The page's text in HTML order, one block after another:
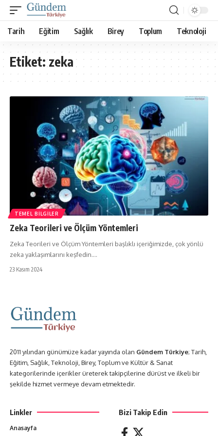
Tarih Eğitim Sağlık Birey Toplum Teknoloji
Etiket:zeka
TEMEL BILGILER
Zeka Teorileri ve Ölçüm Yöntemleri
Zeka Teorileri ve Ölçüm Yöntemleri başlıklı içeriğimizde, çok yönlü
zeka yaklaşımlarını keşfedin.…
23 Kasım 2024
2011 yılından günümüze kadar yayında olan Gündem Türkiye; Tarih,
Eğitim, Sağlık, Teknoloji, Birey, Toplum ve Kültür & Sanat
kategorilerinde içerikler üreterek takipçilerine dürüst ve ilkeli bir
şekilde hizmet vermeye devam etmektedir.
Linkler
Anasayfa
Bizi Takip Edin